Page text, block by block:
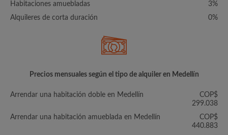
Habitaciones amuebladas
3%
Alquileres de corta duración
0%
Precios mensuales según el tipo de alquiler en Medellín
Arrendar una habitación doble en Medellín
COP$
299.038
Arrendar una habitación amueblada en Medellín
COP$
440.883